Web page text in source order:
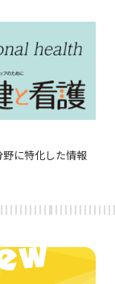
に特化した情報